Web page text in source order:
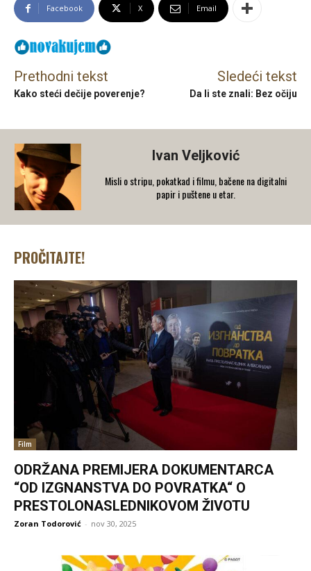
Facebook X Email
Prethodni tekst
Kako steći dečije poverenje?
Sledeći tekst
Da li ste znali: Bez očiju
Ivan Veljković
Misli o stripu, pokatkad i filmu, bačene na digitalni
papir i puštene u etar.
PROČITAJTE!
Film
ODRŽANA PREMIJERA DOKUMENTARCA
“OD IZGNANSTVA DO POVRATKA“ O
PRESTOLONASLEDNIKOVOM ŽIVOTU
Zoran Todorović - nov 30, 2025